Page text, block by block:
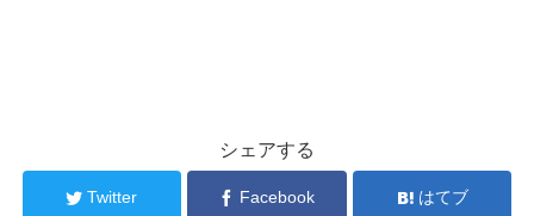
シェアする
Twitter Facebook はてブ